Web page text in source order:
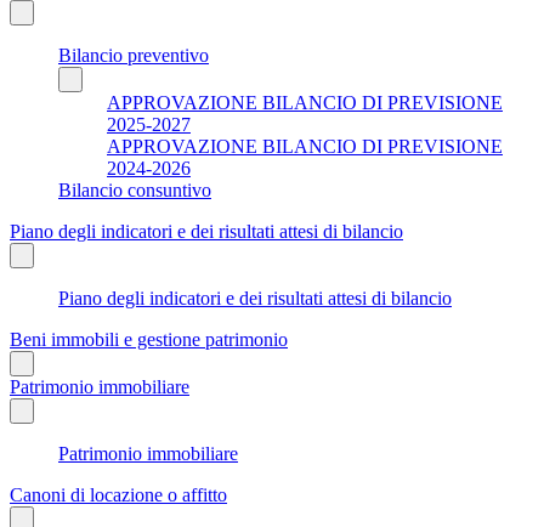
Bilancio preventivo
APPROVAZIONE BILANCIO DI PREVISIONE
2025-2027
APPROVAZIONE BILANCIO DI PREVISIONE
2024-2026
Bilancio consuntivo
Piano degli indicatori e dei risultati attesi di bilancio
Piano degli indicatori e dei risultati attesi di bilancio
Beni immobili e gestione patrimonio
Patrimonio immobiliare
Patrimonio immobiliare
Canoni di locazione o affitto